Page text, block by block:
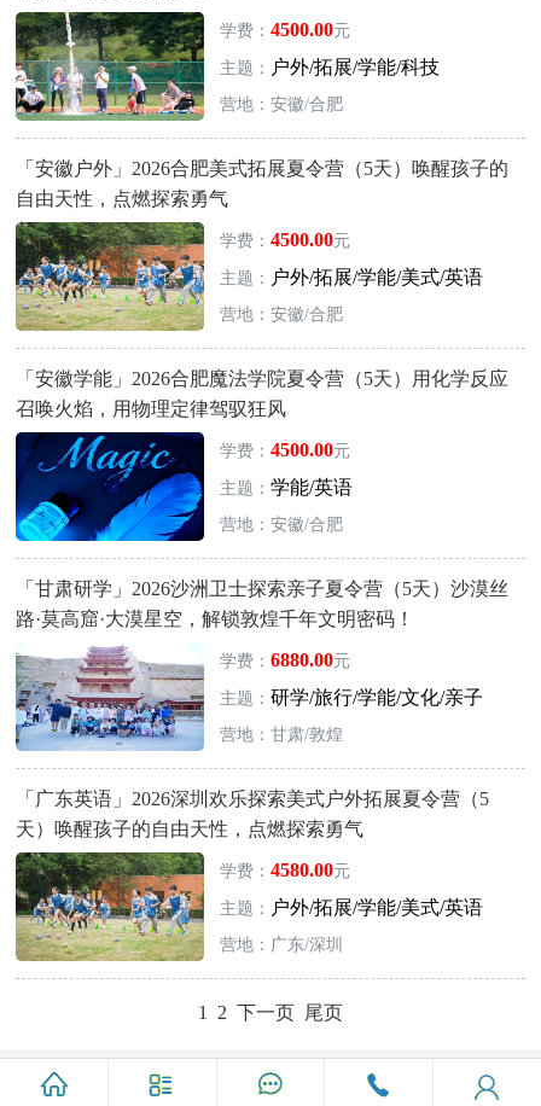
学费： 4500.00元
主题： 户外/拓展/学能/科技
营地：安徽/合肥
「安徽户外」2026合肥美式拓展夏令营（5天）唤醒孩子的
自由天性，点燃探索勇气
学费： 4500.00元
主题： 户外/拓展/学能/美式/英语
营地：安徽/合肥
「安徽学能」2026合肥魔法学院夏令营（5天）用化学反应
召唤火焰，用物理定律驾驭狂风
学费： 4500.00元
主题： 学能/英语
营地：安徽/合肥
「甘肃研学」2026沙洲卫士探索亲子夏令营（5天）沙漠丝
路·莫高窟·大漠星空，解锁敦煌千年文明密码！
学费： 6880.00元
主题： 研学/旅行/学能/文化/亲子
营地：甘肃/敦煌
「广东英语」2026深圳欢乐探索美式户外拓展夏令营（5
天）唤醒孩子的自由天性，点燃探索勇气
学费： 4580.00元
主题： 户外/拓展/学能/美式/英语
营地：广东/深圳
1 2 下一页 尾页
Copyright @ 2026 www.letaohuo.com